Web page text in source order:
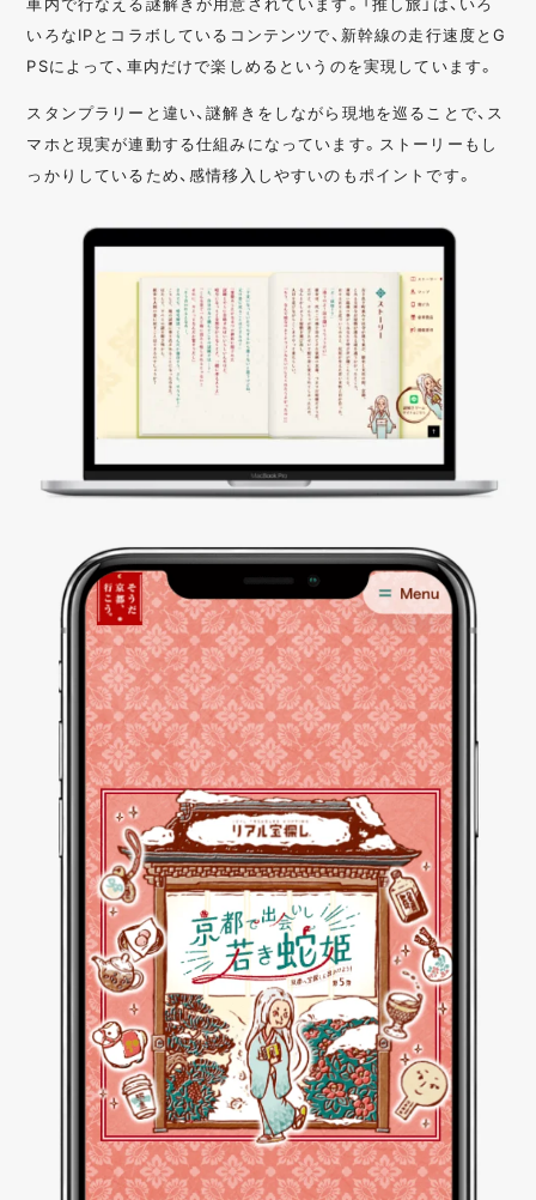
いろなIPとコラボしているコンテンツで、新幹線の走行速度とG
PSによって、車内だけで楽しめるというのを実現しています。
スタンプラリーと違い、謎解きをしながら現地を巡ることで、ス
マホと現実が連動する仕組みになっています。ストーリーもし
っかりしているため、感情移入しやすいのもポイントです。